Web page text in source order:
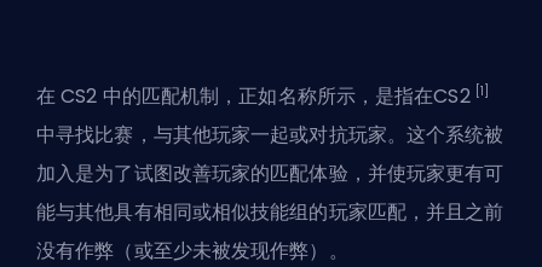
在CS2 中的匹配机制，正如名称所示，是指在CS2 [1]
中寻找比赛，与其他玩家一起或对抗玩家。这个系统被
加入是为了试图改善玩家的匹配体验，并使玩家更有可
能与其他具有相同或相似技能组的玩家匹配，并且之前
没有作弊（或至少未被发现作弊）。